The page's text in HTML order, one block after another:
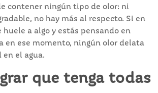
contener ningún tipo de olor: ni
no hay más al respecto. Si en
a algo y estás pensando en
en ese momento, ningún olor delata
en el agua.
que tenga todas